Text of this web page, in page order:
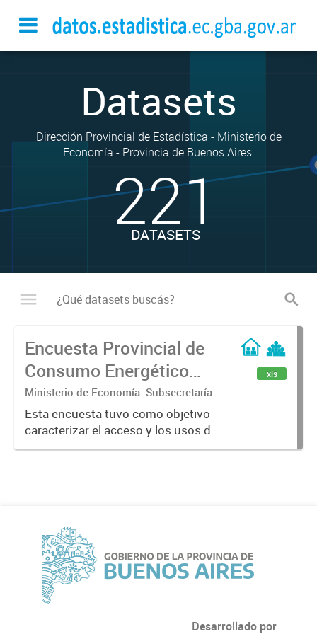
Datasets
Dirección Provincial de Estadística - Ministerio de
Economía - Provincia de Buenos Aires.
221
DATASETS
Encuesta Provincial de
Consumo Energético
para uso Residencial
(EPCER 2023)
Ministerio de Economía. Subsecretaría
de Coordinación Económica y
Estadística. Dirección Provincial de
Estadística.
Esta encuesta tuvo como objetivo
caracterizar el acceso y los usos de
la energía, además de recopilar
xls
Desarrollado por